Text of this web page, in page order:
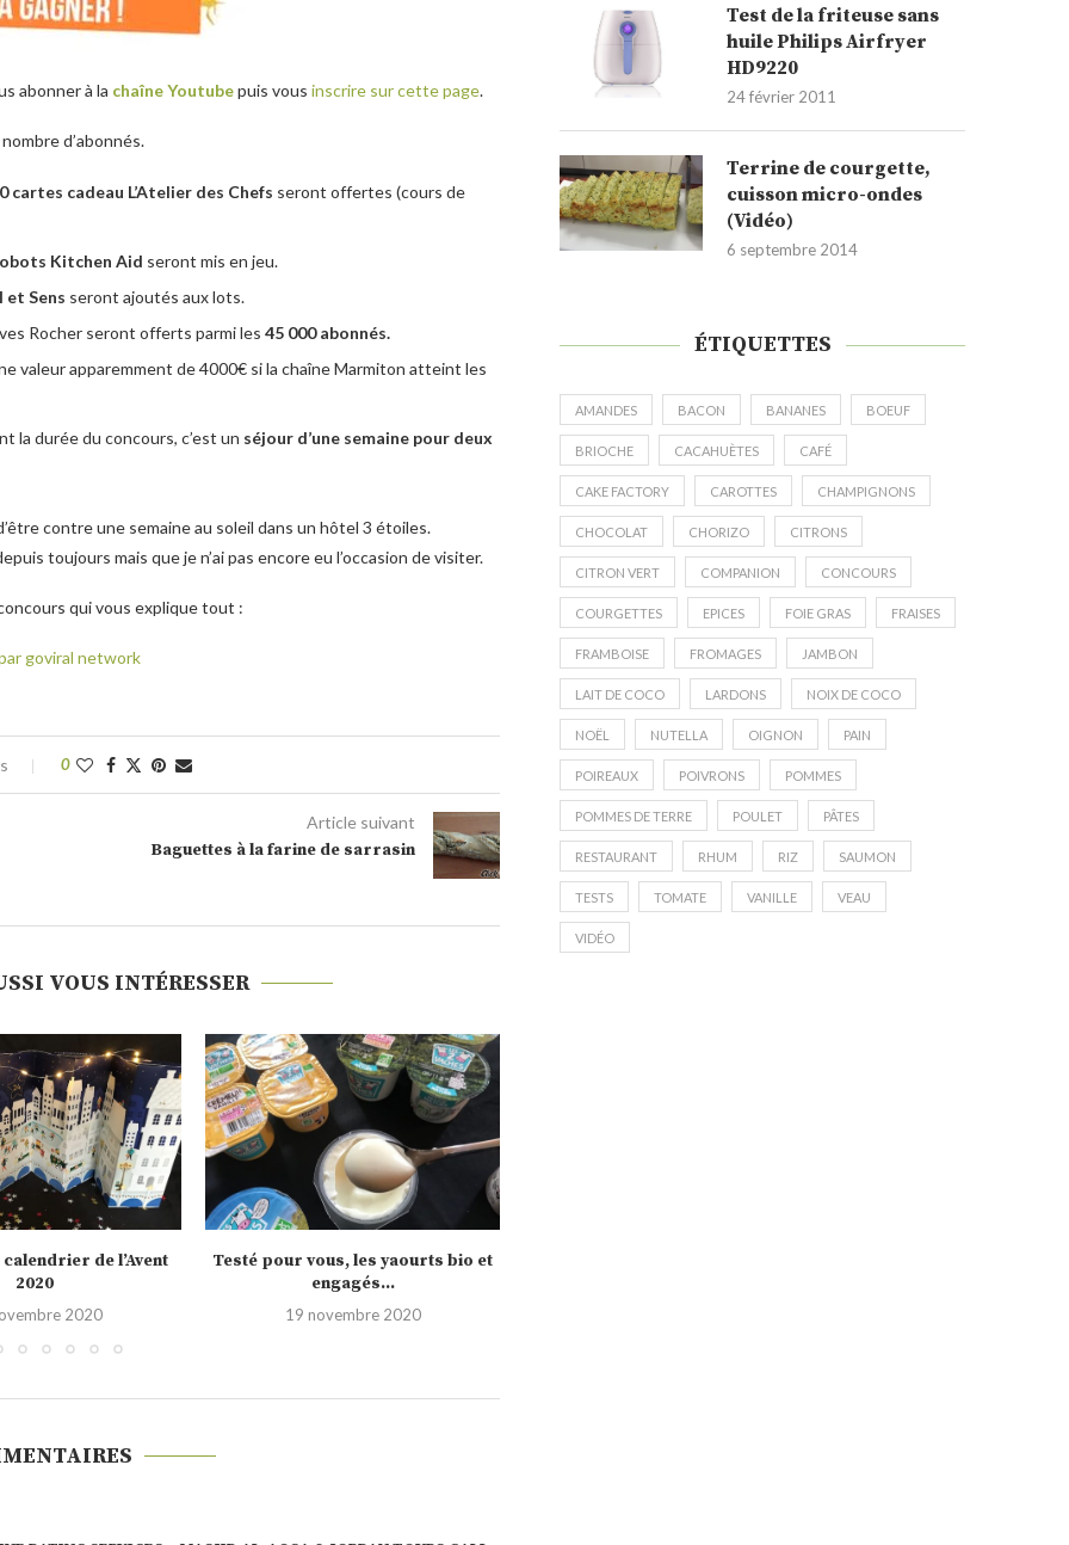
abonner à la chaîne Youtubepuis vous inscrire sur cette page.
d’abonnés.
cartes cadeau L’Atelier des Chefs seront offertes (cours de
Kitchen Aid seront mis en jeu.
et Sens seront ajoutés aux lots.
Rocher seront offerts parmi les 45 000 abonnés.
valeur apparemment de 4000€ si la chaîne Marmiton atteint les
la durée du concours, c’est un séjour d’une semaine pour deux
contre une semaine au soleil dans un hôtel 3 étoiles.
toujours mais que je n’ai pas encore eu l’occasion de visiter.
qui vous explique tout :
0
Article suivant
Baguettes à la farine de sarrasin
VOUS INTÉRESSER
les yaourts bio et
engagés...
2020
Noël 2020, les nouveautés Picard
10 novembre 2020
Test de la friteuse sans
huile Philips Airfryer
HD9220
24 février 2011
Terrine de courgette,
cuisson micro-ondes
(Vidéo)
6 septembre 2014
ÉTIQUETTES
AMANDES BACON BANANES BOEUF
BRIOCHE CACAHUÈTES CAFÉ
CAKE FACTORY CAROTTES CHAMPIGNONS
CHOCOLAT CHORIZO CITRONS
CITRON VERT COMPANION CONCOURS
COURGETTES EPICES FOIE GRAS FRAISES
FRAMBOISE FROMAGES JAMBON
LAIT DE COCO LARDONS NOIX DE COCO
NOËL NUTELLA OIGNON PAIN
POIREAUX POIVRONS POMMES
POMMES DE TERRE POULET PÂTES
RESTAURANT RHUM RIZ SAUMON
TESTS TOMATE VANILLE VEAU
VIDÉO